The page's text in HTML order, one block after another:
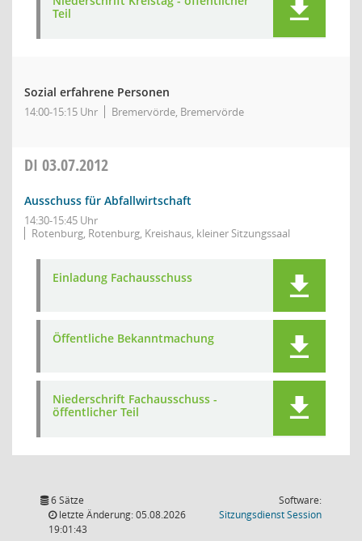
Teil
Sozial erfahrene Personen
14:00-15:15 Uhr Bremervörde, Bremervörde
DI 03.07.2012
Ausschuss für Abfallwirtschaft
14:30-15:45 Uhr
Rotenburg, Rotenburg, Kreishaus, kleiner Sitzungssaal
Einladung Fachausschuss
Öffentliche Bekanntmachung
Niederschrift Fachausschuss -
öffentlicher Teil
6 Sätze
letzte Änderung: 05.08.2026
19:01:43
Software:
SitzungsdienstSession(Wird in